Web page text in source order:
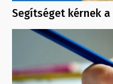
Segítséget kérnek